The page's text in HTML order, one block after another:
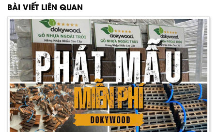
BÀI VIẾT LIÊN QUAN